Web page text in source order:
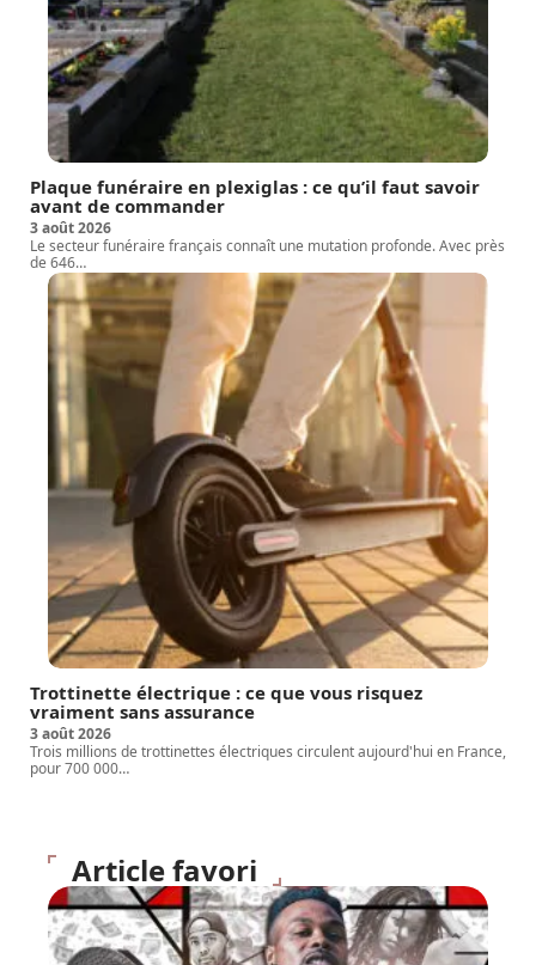
Plaque funéraire en plexiglas : ce qu’il faut savoir
avant de commander
3 août 2026
Le secteur funéraire français connaît une mutation profonde. Avec près
de 646…
Trottinette électrique : ce que vous risquez
vraiment sans assurance
3 août 2026
Trois millions de trottinettes électriques circulent aujourd'hui en France,
pour 700 000…
Article favori